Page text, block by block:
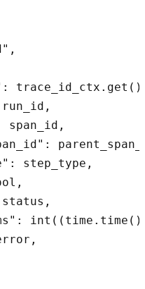
span_id,
step_type,